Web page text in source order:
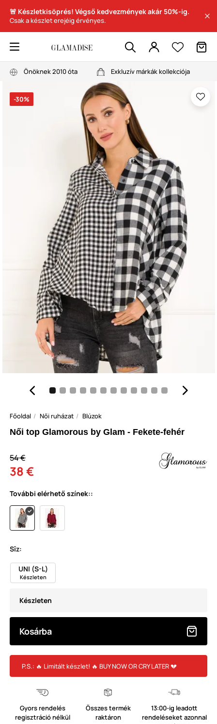
🚨 Készletkisöprés! Végső kedvezmények akár 50%-ig.
Csak a készlet erejéig érvényes.
Önöknek 2010 óta Exkluzív márkák kollekciója
-30%
Főoldal Női ruházat Blúzok
Női top Glamorous by Glam - Fekete-fehér
54 €
38 €
További elérhető színek::
Sīz:
UNI (S-L)
Készleten
Készleten
Kosárba
P.S.: 🔥 Limitált készlet! 🔥 BUY NOW OR CRY LATER 💔
Gyors rendelés
regisztráció nélkül
Összes termék
raktáron
13:00-ig leadott
rendeléseket azonnal